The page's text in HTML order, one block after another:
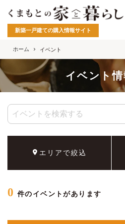
新築一戸建ての購入情報サイト
ホーム イベント
イベント
エリアで絞込
0 件のイベントがあります